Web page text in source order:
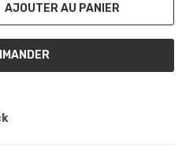
AJOUTER AU PANIER